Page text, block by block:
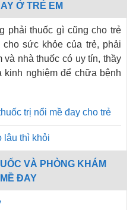
Ở TRẺ EM
phải thuốc gì cũng cho trẻ
sức khỏe của trẻ, phải
nhà thuốc có uy tín, thầy
kinh nghiệm để chữa bệnh
trị nổi mề đay cho trẻ
lâu thì khỏi
VÀ PHÒNG KHÁM
ĐAY